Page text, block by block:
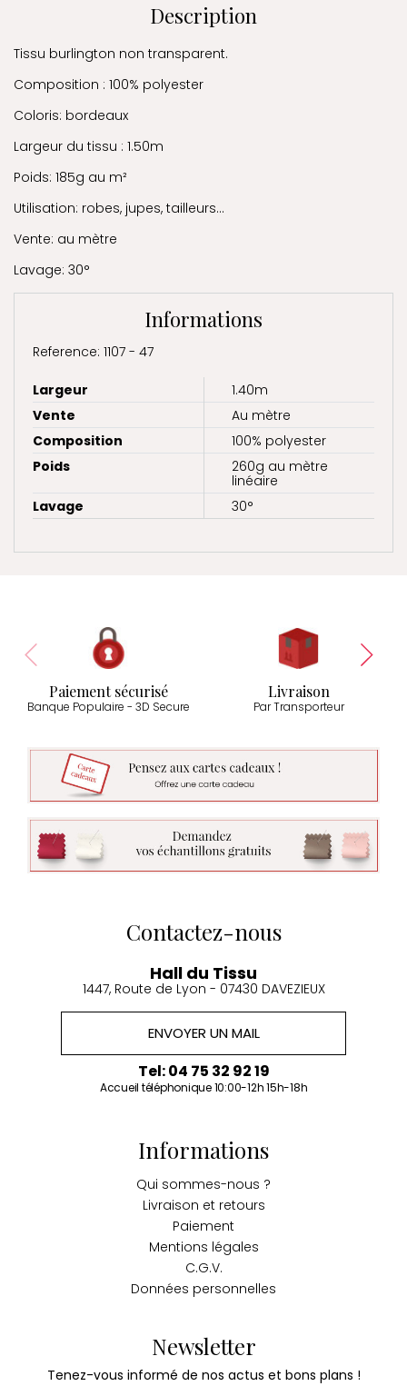
Description
Tissu burlington non transparent.
Composition : 100% polyester
Coloris: bordeaux
Largeur du tissu : 1.50m
Poids: 185g au m²
Utilisation: robes, jupes, tailleurs...
Vente: au mètre
Lavage: 30°
Informations
Reference: 1107 - 47
Largeur
1.40m
Vente
Au mètre
Composition
100% polyester
Poids
260g au mètre
linéaire
Lavage
30°
Paiement sécurisé
Banque Populaire - 3D Secure
Livraison
Par Transporteur
Contactez-nous
Hall du Tissu
1447, Route de Lyon - 07430 DAVEZIEUX
ENVOYER UN MAIL
Tel: 04 75 32 92 19
Accueil téléphonique 10:00-12h 15h-18h
Informations
Qui sommes-nous ?
Livraison et retours
Paiement
Mentions légales
C.G.V.
Données personnelles
Newsletter
Tenez-vous informé de nos actus et bons plans !